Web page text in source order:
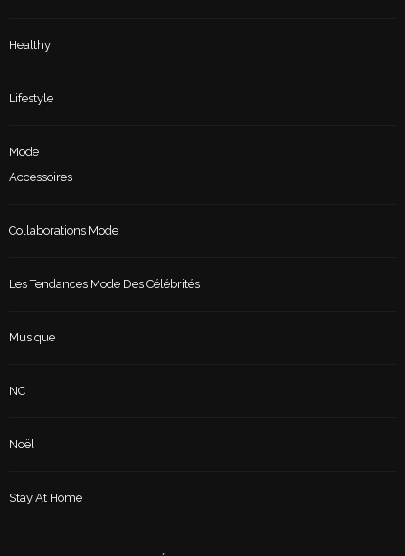
Healthy
Lifestyle
Mode
Accessoires
Collaborations Mode
Les Tendances Mode Des Célébrités
Musique
NC
Noël
Stay At Home